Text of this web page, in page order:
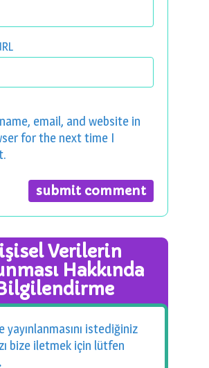
email, and website in
for the next time I
Verilerin
Hakkında
yayınlanmasını istediğiniz
bize iletmek için lütfen